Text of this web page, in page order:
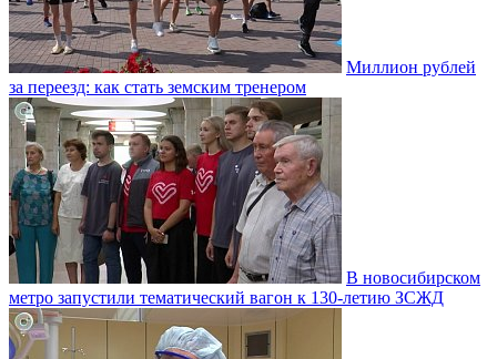
Миллион рублей
за переезд: как стать земским тренером
В новосибирском
метро запустили тематический вагон к 130-летию ЗСЖД